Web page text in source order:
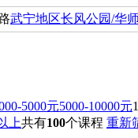
武宁地区长风公园/华
5000元5000-10000元
上共有100个课程 重新